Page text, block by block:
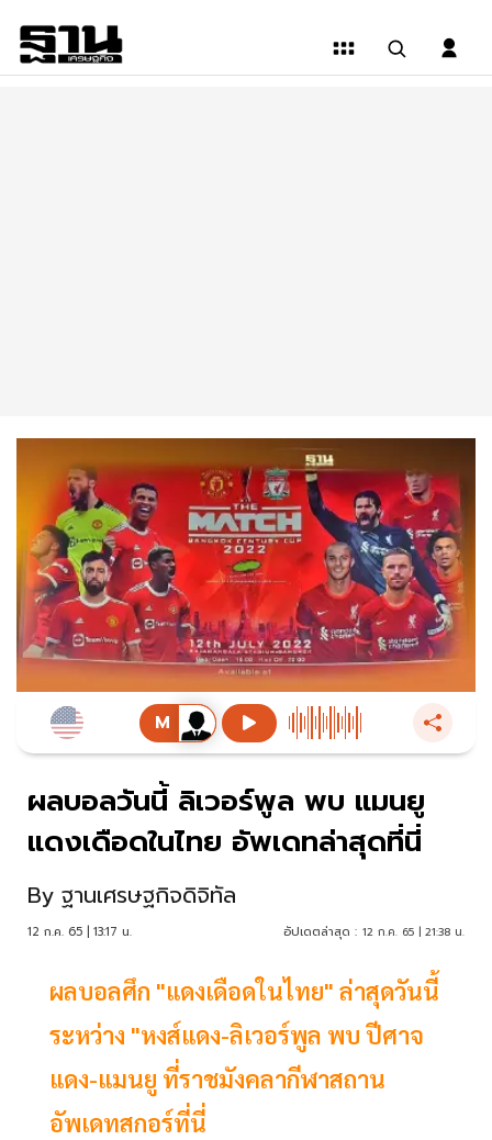
ผลบอลวันนี้ ลิเวอร์พูล พบ แมนยู
แดงเดือดในไทย อัพเดทล่าสุดที่นี่
By ฐานเศรษฐกิจดิจิทัล
12 ก.ค. 65 | 13:17 น. อัปเดตล่าสุด : 12 ก.ค. 65 | 21:38 น.
ผลบอลศึก "แดงเดือดในไทย" ล่าสุดวันนี้
ระหว่าง "หงส์แดง-ลิเวอร์พูล พบ ปีศาจ
แดง-แมนยู ที่ราชมังคลากีฬาสถาน
อัพเดทสกอร์ที่นี่